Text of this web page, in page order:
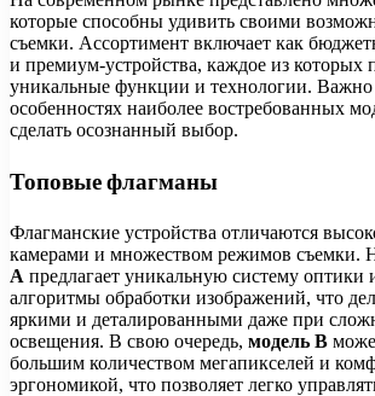
которые способны удивить своими
съемки. Ассортимент включает как
и премиум-устройства, каждое из которых
уникальные функции и технологии. Важно
особенностях наиболее востребованных
сделать осознанный выбор.
Топовые флагманы
Флагманские устройства отличаются
камерами и множеством режимов съемки.
A предлагает уникальную систему
алгоритмы обработки изображений, что
яркими и деталированными даже при
освещения. В свою очередь, модель B
большим количеством мегапикселей и
эргономикой, что позволяет легко